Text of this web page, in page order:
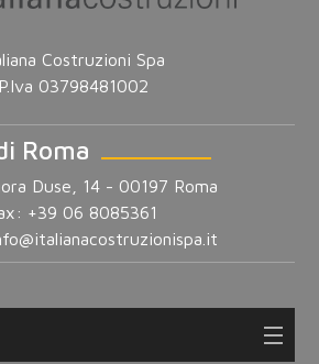
Costruzioni Spa
P.Iva 03798481002
Roma
Duse, 14 - 00197 Roma
+39 06 8085361